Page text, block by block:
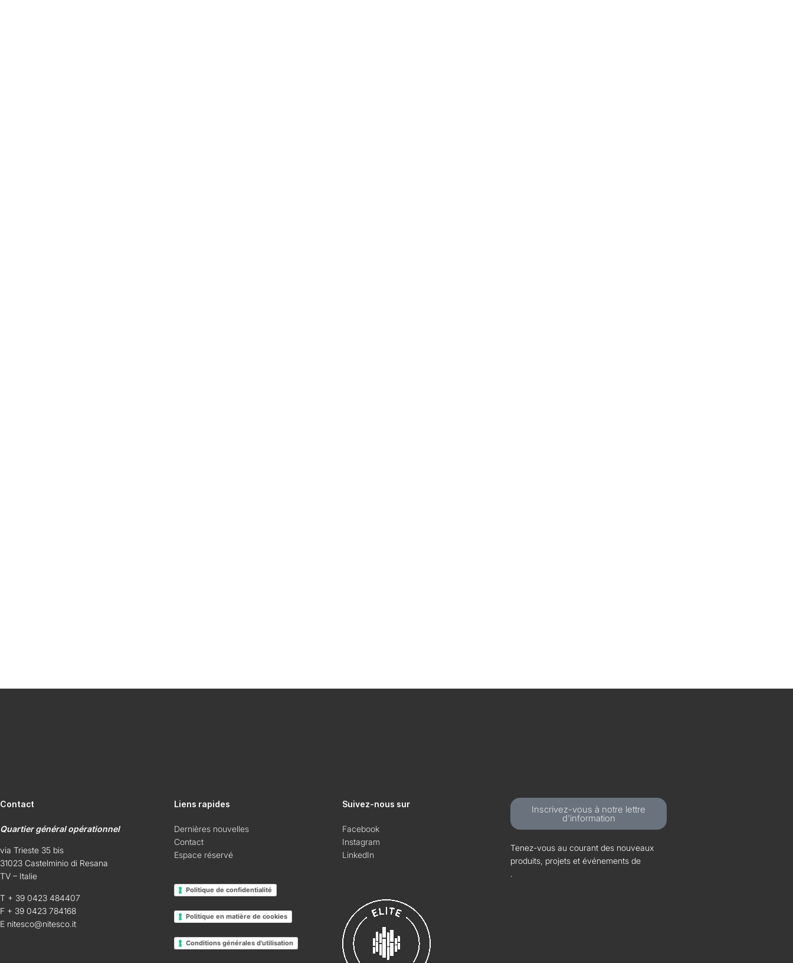
Contact
Quartier général opérationnel
via Trieste 35 bis
31023 Castelminio di Resana
TV – Italie
T + 39 0423 484407
F + 39 0423 784168
E nitesco@nitesco.it
Liens rapides
Dernières nouvelles
Contact
Espace réservé
Politique de confidentialité
Politique en matière de cookies
Conditions générales d'utilisation
Suivez-nous sur
Facebook
Instagram
LinkedIn
Inscrivez-vous à notre lettre
d'information
Tenez-vous au courant des nouveaux
produits, projets et événements de
.